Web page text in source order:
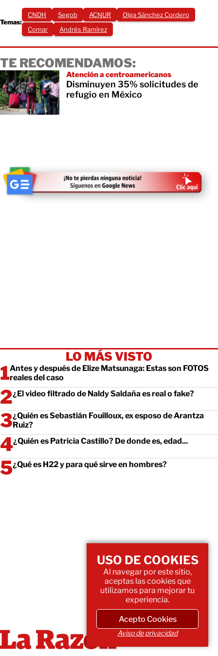
Temas:
CNDH Segob ACNUR
Olga Sánchez Cordero
Comar
Andrés Ramírez
TE RECOMENDAMOS:
Atención a centroamericanos
Disminuyen 35% solicitudes de
refugio en México
LO MÁS VISTO
Antes y después de Elize Matsunaga: Estas son FOTOS
reales del caso
¿El video filtrado de Naldy Saldaña es real o fake?
¿Quién es Sebastián Fouilloux, ex esposo de Arantza
Ruiz?
¿Quién es Patricia Castillo? De donde es, edad...
¿Qué es H22 y para qué sirve en hombres?
USO DE COOKIES
Al navegar por este sitio,
aceptas las cookies que
utilizamos para mejorar tu
experiencia.
Acepto Cookies
Aviso de privacidad